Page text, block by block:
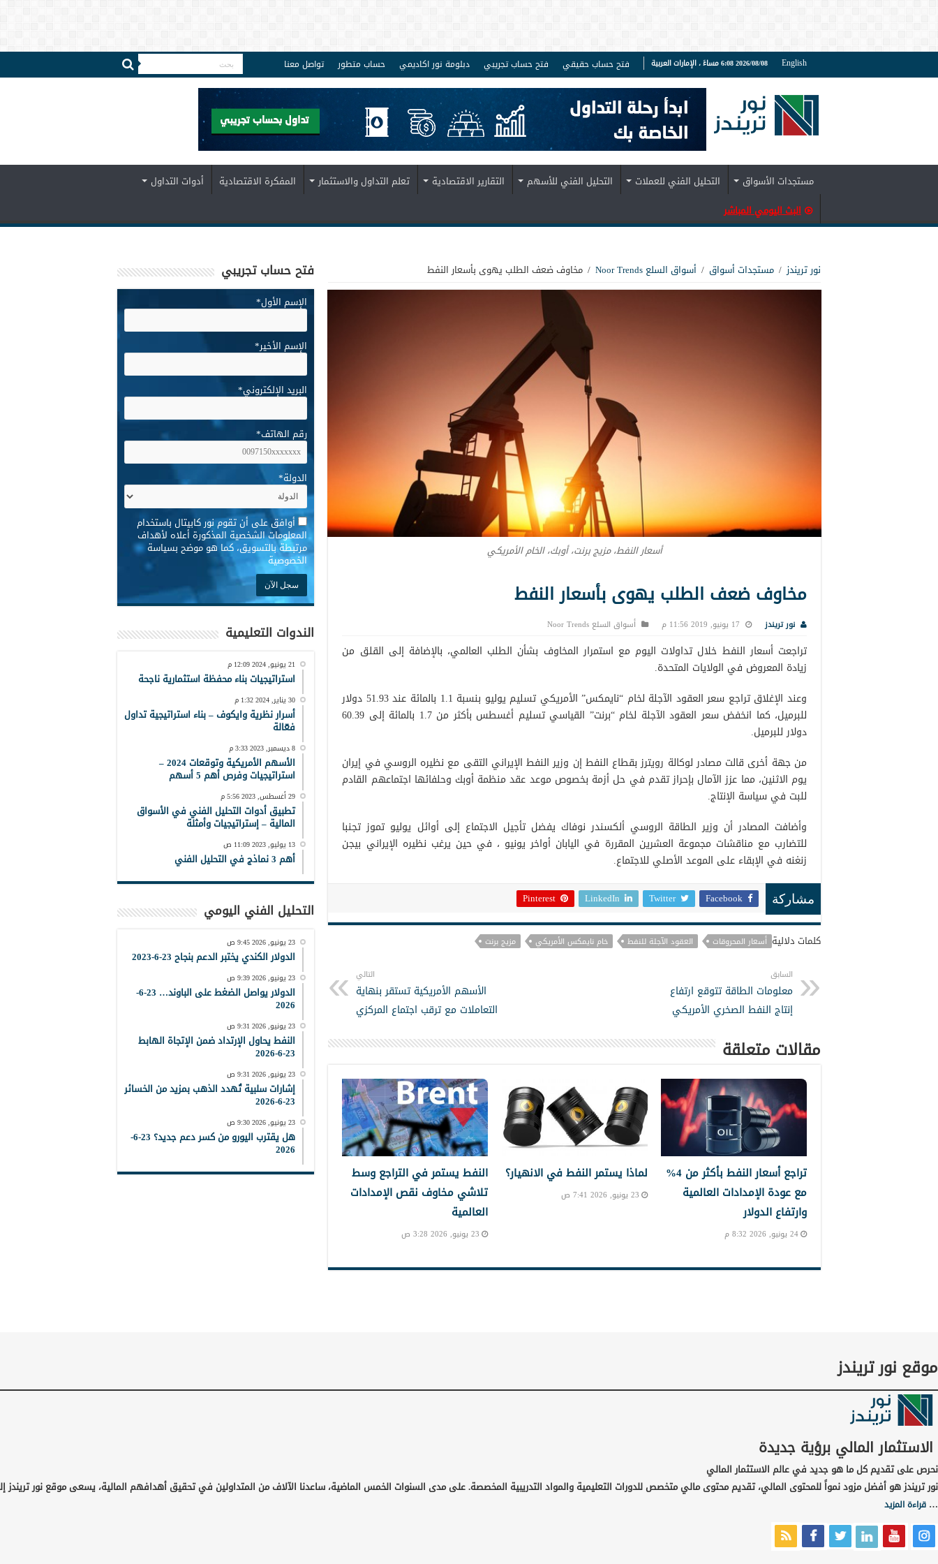
English 2026/08/08 6:08 مساءً ، الإمارات العربية فتح حساب حقيقي فتح حساب تجريبي دبلومة نور اكاديمي حساب متطور تواصل معنا
مستجدات الأسواق التحليل الفني للعملات التحليل الفني للأسهم التقارير الاقتصادية تعلم التداول والاستثمار المفكرة الاقتصادية
أدوات التداول
البث اليومي المباشر
نور تريندز / مستجدات أسواق / أسواق السلع Noor Trends / مخاوف ضعف الطلب يهوى بأسعار النفط
أسعار النفط، مزيج برنت، أوبك، الخام الأمريكي
مخاوف ضعف الطلب يهوى بأسعار النفط
نور تريندز 17 يونيو, 2019 11:56 م أسواق السلع Noor Trends
تراجعت أسعار النفط خلال تداولات اليوم مع استمرار المخاوف بشأن الطلب العالمي، بالإضافة إلى القلق من
زيادة المعروض في الولايات المتحدة.
وعند الإغلاق تراجع سعر العقود الآجلة لخام “نايمكس” الأمريكي تسليم يوليو بنسبة 1.1 بالمائة عند 51.93 دولار
للبرميل، كما انخفض سعر العقود الآجلة لخام “برنت” القياسي تسليم أغسطس بأكثر من 1.7 بالمائة إلى 60.39
دولار للبرميل.
من جهة أخرى قالت مصادر لوكالة رويترز بقطاع النفط إن وزير النفط الإيراني التقى مع نظيره الروسي في إيران
يوم الاثنين، مما عزز الآمال بإحراز تقدم في حل أزمة بخصوص موعد عقد منظمة أوبك وحلفائها اجتماعهم القادم
للبت في سياسة الإنتاج.
وأضافت المصادر أن وزير الطاقة الروسي ألكسندر نوفاك يفضل تأجيل الاجتماع إلى أوائل يوليو تموز تجنبا
للتضارب مع مناقشات مجموعة العشرين المقررة في اليابان أواخر يونيو ، في حين يرغب نظيره الإيراني بيجن
زنغنه في الإبقاء على الموعد الأصلي للاجتماع.
مشاركة Facebook
Twitter
LinkedIn
Pinterest
كلمات دلالية أسعار المحروقات العقود الآجلة للنفط خام نايمكس الأمريكي مزيج برنت
السابق
معلومات الطاقة تتوقع ارتفاع
إنتاج النفط الصخري الأمريكي
التالي
الأسهم الأمريكية تستقر بنهاية
التعاملات مع ترقب اجتماع المركزي
مقالات متعلقة
تراجع أسعار النفط بأكثر من 4%
مع عودة الإمدادات العالمية
وارتفاع الدولار
24 يونيو, 2026 8:32 م
لماذا يستمر النفط في الانهيار؟
23 يونيو, 2026 7:41 ص
النفط يستمر في التراجع وسط
تلاشي مخاوف نقص الإمدادات
العالمية
23 يونيو, 2026 3:28 ص
فتح حساب تجريبي
الإسم الأول*
الإسم الأخير*
البريد الإلكتروني*
رقم الهاتف*
الدولة*
* أوافق على أن تقوم نور كابيتال باستخدام
المعلومات الشخصية المذكورة أعلاه لأهداف
مرتبطة بالتسويق، كما هو موضح بسياسة
الخصوصية
الندوات التعليمية
21 يونيو, 2024 12:09 م
استراتيجيات بناء محفظة استثمارية ناجحة
30 يناير, 2024 1:32 م
أسرار نظرية وايكوف – بناء استراتيجية تداول
فعّالة
8 ديسمبر, 2023 3:33 م
الأسهم الأمريكية وتوقعات 2024 –
استراتيجيات وفرص أهم 5 أسهم
29 أغسطس, 2023 5:56 م
تطبيق أدوات التحليل الفني في الأسواق
المالية – إستراتيجيات وأمثلة
13 يوليو, 2023 11:09 ص
أهم 3 نماذج في التحليل الفني
التحليل الفني اليومي
23 يونيو, 2026 9:45 ص
الدولار الكندي يختبر الدعم بنجاح 23-6-2023
23 يونيو, 2026 9:39 ص
الدولار يواصل الضغط على الباوند… 23-6-
2026
23 يونيو, 2026 9:31 ص
النفط يحاول الإرتداد ضمن الإتجاة الهابط
23-6-2026
23 يونيو, 2026 9:31 ص
إشارات سلبية تُهدد الذهب بمزيد من الخسائر
23-6-2026
23 يونيو, 2026 9:30 ص
هل يقترب اليورو من كسر دعم جديد؟ 23-6-
2026
موقع نور تريندز
الاستثمار المالي برؤية جديدة
نحرص على تقديم كل ما هو جديد في عالم الاستثمار المالي
نور تريندز هو أفضل مزود نمواً للمحتوى المالي، تقديم محتوى مالي متخصص للدورات التعليمية والمواد التدريبية المخصصة. على مدى السنوات الخمس الماضية، ساعدنا الآلاف من المتداولين في تحقيق أهدافهم المالية، يسعى موقع نور تريندز
… قراءة المزيد